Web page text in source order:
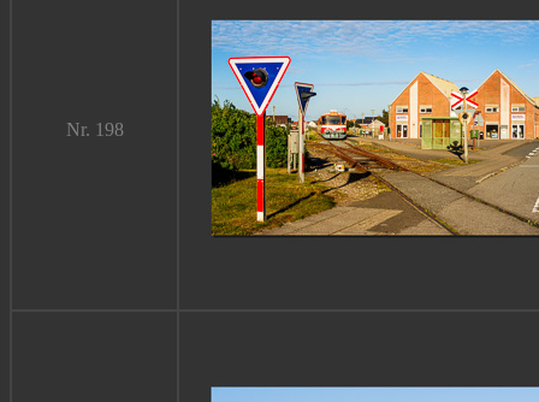
Nr. 198